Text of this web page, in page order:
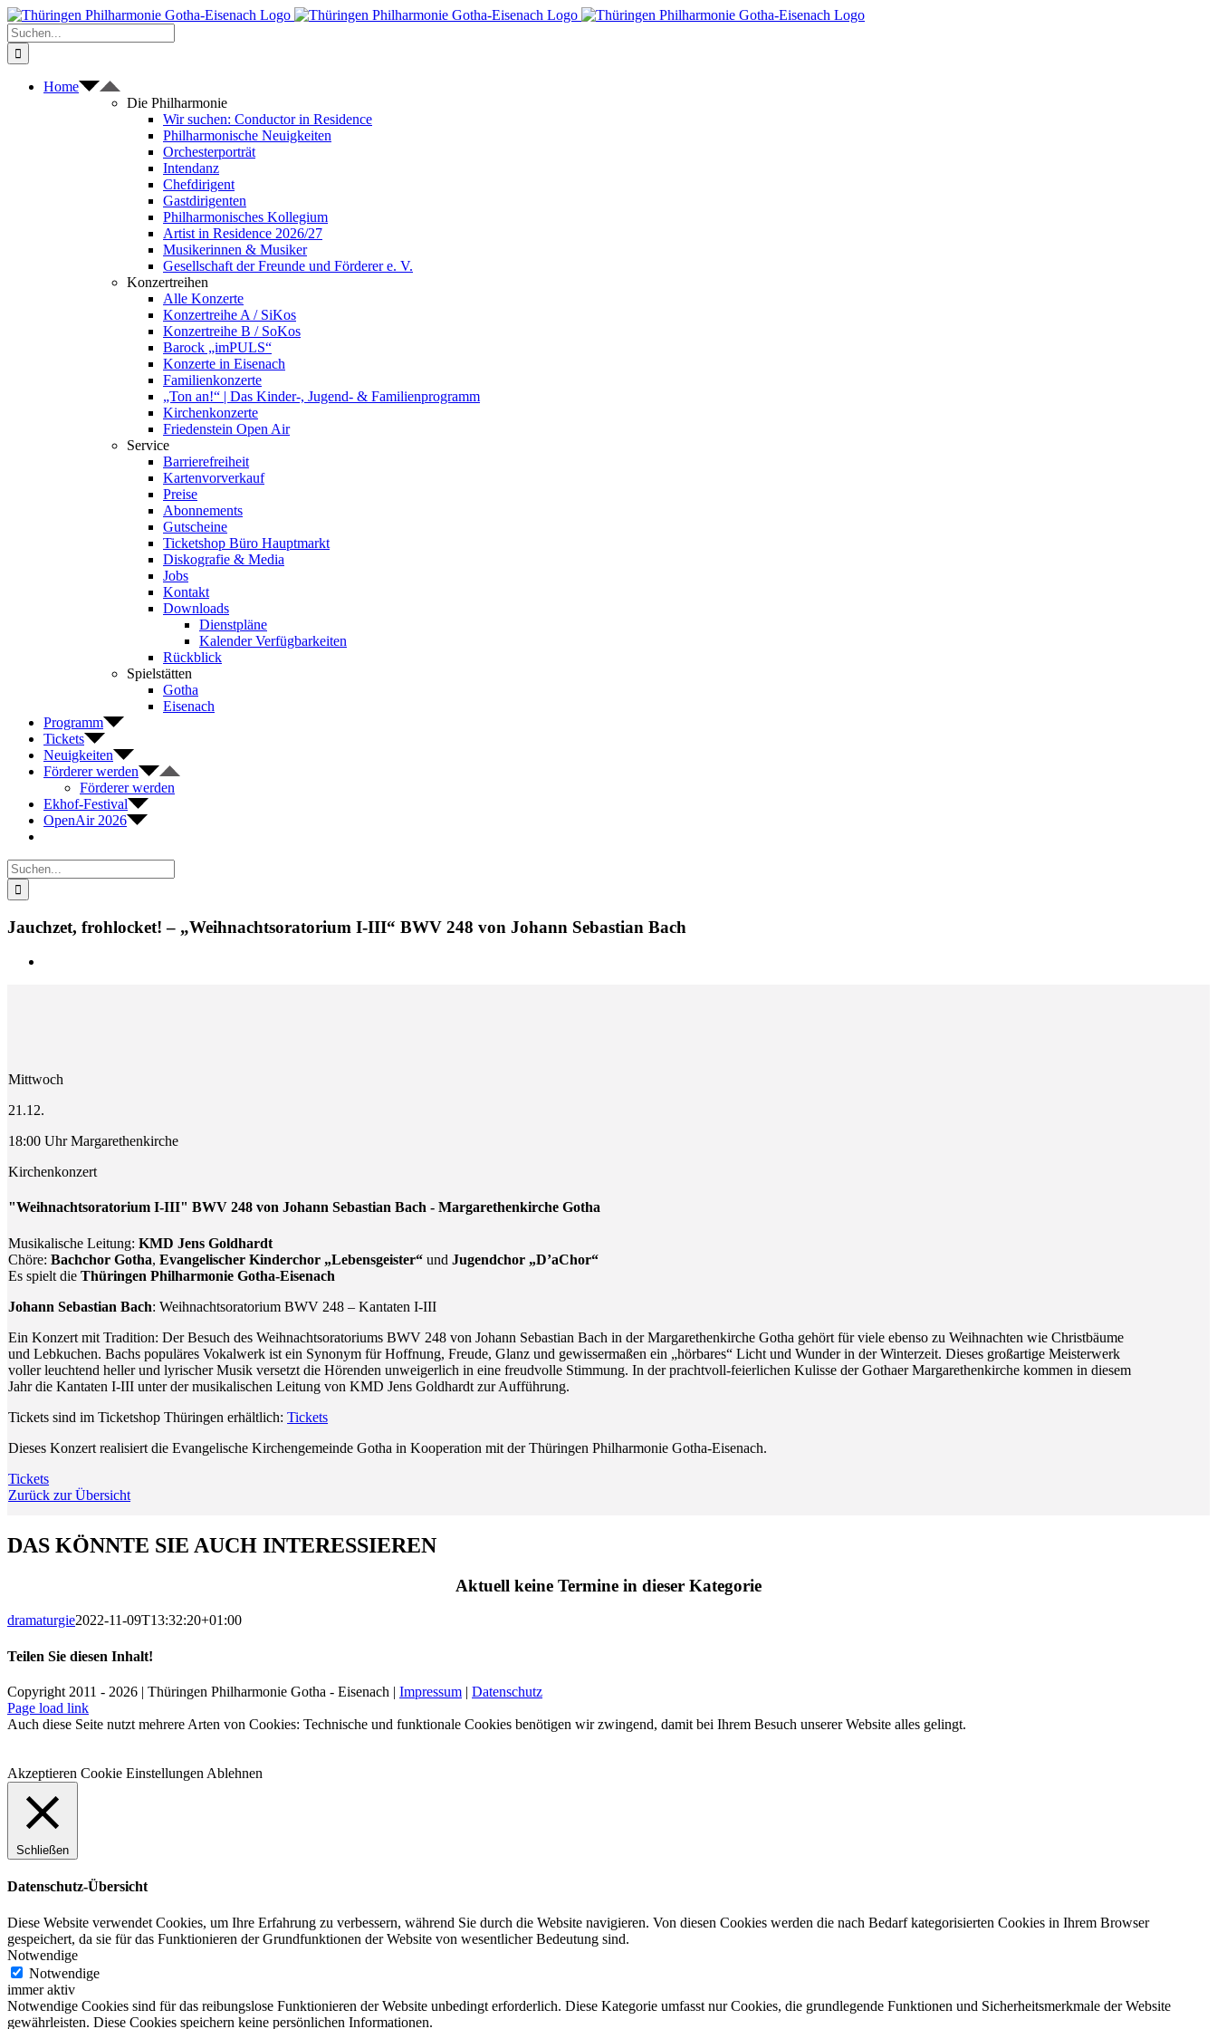
Zum
Inhalt
springen
Suche
nach:
Home
Die Philharmonie
Wir suchen: Conductor in Residence
Philharmonische Neuigkeiten
Orchesterporträt
Intendanz
Chefdirigent
Gastdirigenten
Philharmonisches Kollegium
Artist in Residence 2026/27
Musikerinnen & Musiker
Gesellschaft der Freunde und Förderer e. V.
Konzertreihen
Alle Konzerte
Konzertreihe A / SiKos
Konzertreihe B / SoKos
Barock „imPULS“
Konzerte in Eisenach
Familienkonzerte
„Ton an!“ | Das Kinder-, Jugend- & Familienprogramm
Kirchenkonzerte
Friedenstein Open Air
Service
Barrierefreiheit
Kartenvorverkauf
Preise
Abonnements
Gutscheine
Ticketshop Büro Hauptmarkt
Diskografie & Media
Jobs
Kontakt
Downloads
Dienstpläne
Kalender Verfügbarkeiten
Rückblick
Spielstätten
Gotha
Eisenach
Programm
Tickets
Neuigkeiten
Förderer werden
Förderer werden
Ekhof-Festival
OpenAir 2026
Suche
nach:
Jauchzet, frohlocket! – „Weihnachtsoratorium I-III“ BWV 248 von Johann Sebastian Bach
Mittwoch
21.12.
18:00 Uhr Margarethenkirche
Kirchenkonzert
"Weihnachtsoratorium I-III" BWV 248 von Johann Sebastian Bach - Margarethenkirche Gotha
Musikalische Leitung:KMD Jens Goldhardt
Chöre:Bachchor Gotha,Evangelischer Kinderchor „Lebensgeister“ undJugendchor „D’aChor“
Es spielt dieThüringen Philharmonie Gotha-Eisenach
Johann Sebastian Bach: Weihnachtsoratorium BWV 248 – Kantaten I-III
Ein Konzert mit Tradition: Der Besuch des Weihnachtsoratoriums BWV 248 von Johann Sebastian Bach in der Margarethenkirche Gotha gehört für viele ebenso zu Weihnachten wie Christbäume
und Lebkuchen. Bachs populäres Vokalwerk ist ein Synonym für Hoffnung, Freude, Glanz und gewissermaßen ein „hörbares“ Licht und Wunder in der Winterzeit. Dieses großartige Meisterwerk
voller leuchtend heller und lyrischer Musik versetzt die Hörenden unweigerlich in eine freudvolle Stimmung. In der prachtvoll-feierlichen Kulisse der Gothaer Margarethenkirche kommen in diesem
Jahr die Kantaten I-III unter der musikalischen Leitung von KMD Jens Goldhardt zur Aufführung.
Tickets sind im Ticketshop Thüringen erhältlich:Tickets
Dieses Konzert realisiert die Evangelische Kirchengemeinde Gotha in Kooperation mit der Thüringen Philharmonie Gotha-Eisenach.
Tickets
Zurück zur Übersicht
DAS KÖNNTE SIE AUCH INTERESSIEREN
Aktuell keine Termine in dieser Kategorie
dramaturgie2022-11-09T13:32:20+01:00
Teilen Sie diesen Inhalt!
Facebook
X
LinkedIn
E-
Mail
Copyright 2011 - 2026 | Thüringen Philharmonie Gotha - Eisenach | Impressum | Datenschutz
Facebook
Instagram
WhatsApp
YouTube
E-
Mail
Telefon
Page load link
Auch diese Seite nutzt mehrere Arten von Cookies: Technische und funktionale Cookies benötigen wir zwingend, damit bei Ihrem Besuch unserer Website alles gelingt.
Akzeptieren Cookie Einstellungen Ablehnen
Schließen
Datenschutz-Übersicht
Diese Website verwendet Cookies, um Ihre Erfahrung zu verbessern, während Sie durch die Website navigieren. Von diesen Cookies werden die nach Bedarf kategorisierten Cookies in Ihrem Browser
gespeichert, da sie für das Funktionieren der Grundfunktionen der Website von wesentlicher Bedeutung sind.
Notwendige
Notwendige
immer aktiv
Notwendige Cookies sind für das reibungslose Funktionieren der Website unbedingt erforderlich. Diese Kategorie umfasst nur Cookies, die grundlegende Funktionen und Sicherheitsmerkmale der Website
gewährleisten. Diese Cookies speichern keine persönlichen Informationen.